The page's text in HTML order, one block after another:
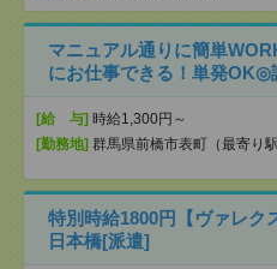
マニュアル通りに簡単
にお仕事できる！単発OK◎
[給 与] 時給1,300円～
[勤務地] 群馬県前橋市表町（最寄り
特別時給1800円【ヴァレ
日本橋[派遣]